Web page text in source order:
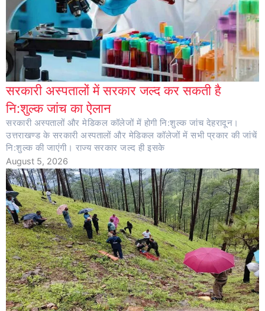
सरकारी अस्पतालों में सरकार जल्द कर सकती है
नि:शुल्क जांच का ऐलान
सरकारी अस्पतालों और मेडिकल कॉलेजों में होगी नि:शुल्क जांच देहरादून।
उत्तराखण्ड के सरकारी अस्पतालों और मेडिकल कॉलेजों में सभी प्रकार की जांचें
नि:शुल्क की जाएंगी। राज्य सरकार जल्द ही इसके
August 5, 2026